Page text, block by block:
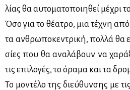
λί­ας θα αυ­το­μα­το­ποι­η­θεί μέ­χρι
Όσο για το θέ­α­τρο, μια τέ­χνη
τα αν­θρω­πο­κε­ντρι­κή, πολ­λά θα
σί­ες που θα ανα­λά­βουν να
τις επι­λο­γές, το όρα­μα και τα
Το μο­ντέ­λο της διεύ­θυν­σης με